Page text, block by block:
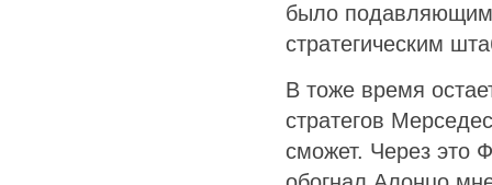
было
стратегическим
В тоже время
стратегов
сможет. Через это